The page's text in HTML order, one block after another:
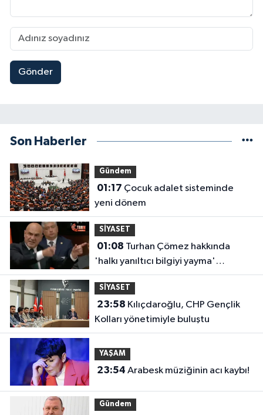
Gönder
Son Haberler
Gündem
01:17
yeni dönem
SİYASET
01:08
'halkı yanıltıcı bilgiyi yayma'
soruşturması
SİYASET
23:58
Kolları yönetimiyle buluştu
YAŞAM
23:54 Arabesk müziğinin acı kaybı!
Gündem